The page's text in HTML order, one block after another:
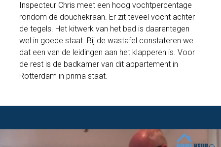
Inspecteur Chris meet een hoog vochtpercentage
rondom de douchekraan. Er zit teveel vocht achter
de tegels. Het kitwerk van het bad is daarentegen
wel in goede staat. Bij de wastafel constateren we
dat een van de leidingen aan het klapperen is. Voor
de rest is de badkamer van dit appartement in
Rotterdam in prima staat.